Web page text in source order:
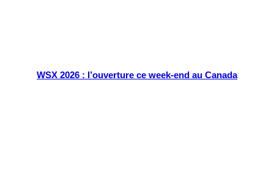
WSX 2026 : l’ouverture ce week-end au Canada